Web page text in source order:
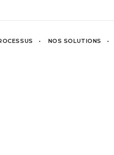
NOS SOLUTIONS